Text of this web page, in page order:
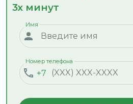
3х минут
Имя
+7
Номер телефона